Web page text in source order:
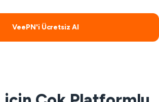
VeePN'i Ücretsiz Al